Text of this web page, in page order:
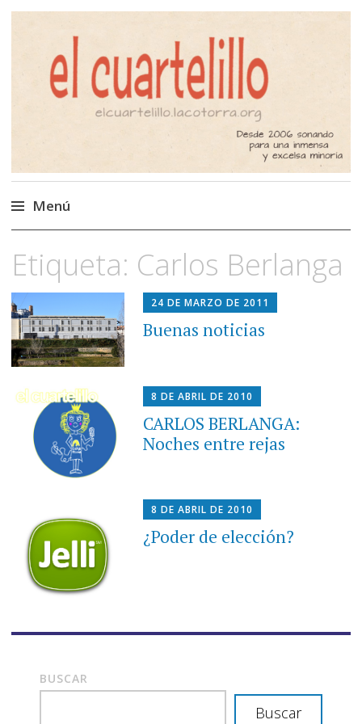
El Cuartelillo
Programa de radio de música
independiente. Podcast
Menú
al
contenido
Etiqueta: Carlos Berlanga
24 DE MARZO DE 2011
Buenas noticias
8 DE ABRIL DE 2010
CARLOS BERLANGA:
Noches entre rejas
8 DE ABRIL DE 2010
¿Poder de elección?
BUSCAR
Buscar